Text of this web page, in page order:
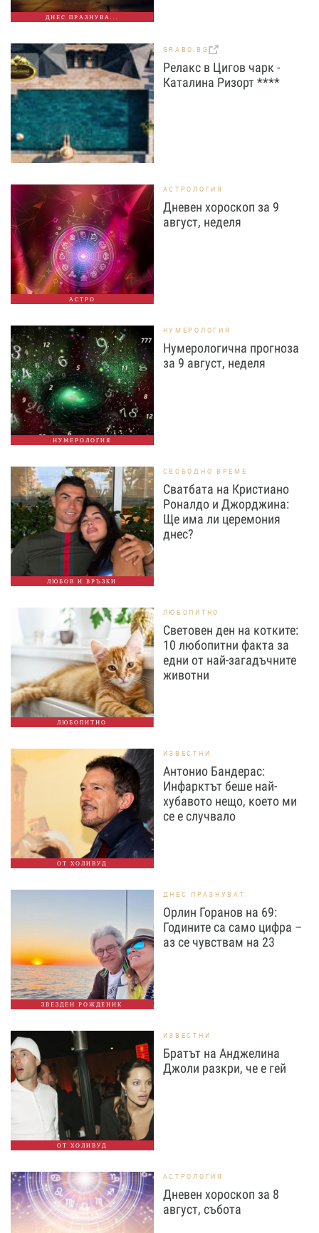
ДНЕС ПРАЗНУВА...
GRABO.BG
Релакс в Цигов чарк -
Каталина Ризорт ****
АСТРО
АСТРОЛОГИЯ
Дневен хороскоп за 9
август, неделя
НУМЕРОЛОГИЯ
НУМЕРОЛОГИЯ
Нумерологична прогноза
за 9 август, неделя
ЛЮБОВ И ВРЪЗКИ
СВОБОДНО ВРЕМЕ
Сватбата на Кристиано
Роналдо и Джорджина:
Ще има ли церемония
днес?
ЛЮБОПИТНО
ЛЮБОПИТНО
Световен ден на котките:
10 любопитни факта за
едни от най-загадъчните
животни
ОТ ХОЛИВУД
ИЗВЕСТНИ
Антонио Бандерас:
Инфарктът беше най-
хубавото нещо, което ми
се е случвало
ЗВЕЗДЕН РОЖДЕНИК
ДНЕС ПРАЗНУВАТ
Орлин Горанов на 69:
Годините са само цифра –
аз се чувствам на 23
ОТ ХОЛИВУД
ИЗВЕСТНИ
Братът на Анджелина
Джоли разкри, че е гей
АСТРОЛОГИЯ
Дневен хороскоп за 8
август, събота